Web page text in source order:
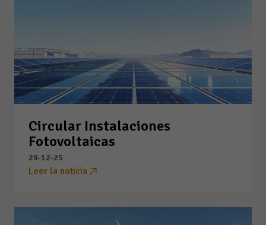
Circular Instalaciones
Fotovoltaicas
29-12-25
Leer la noticia